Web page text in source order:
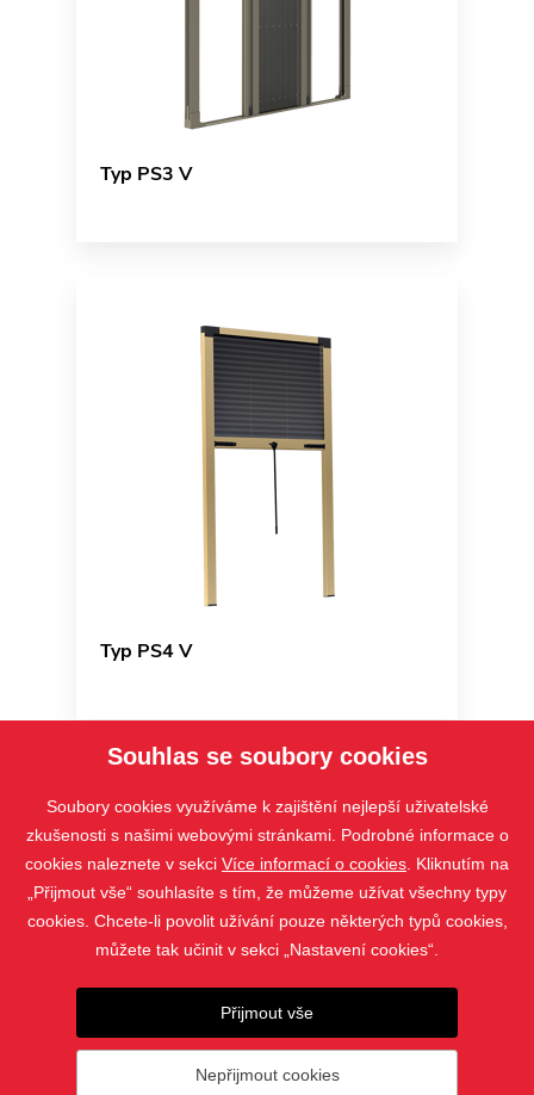
Typ PS3 V
Typ PS4 V
PRODUKTY
Souhlas se soubory cookies
Soubory cookies využíváme k zajištění nejlepší uživatelské
zkušenosti s našimi webovými stránkami. Podrobné informace o
cookies naleznete v sekci Více informací o cookies . Kliknutím na
„Přijmout vše“ souhlasíte s tím, že můžeme užívat všechny typy
cookies. Chcete-li povolit užívání pouze některých typů cookies,
můžete tak učinit v sekci „Nastavení cookies“.
Přijmout vše
Nepřijmout cookies